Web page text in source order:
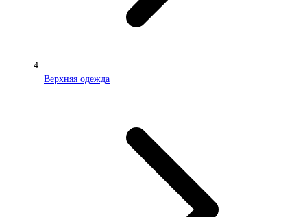
Верхняя одежда